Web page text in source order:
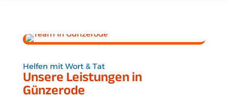
Helfen mit Wort & Tat
Unsere Leistungen in
Günzerode